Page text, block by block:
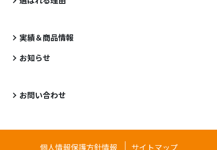
実績＆商品情報
お知らせ
お問い合わせ
個人情報保護方針情報 サイトマップ